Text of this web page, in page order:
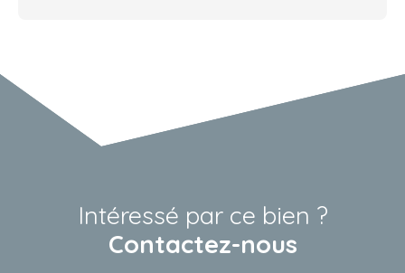
Intéressé par ce bien ?
Contactez-nous